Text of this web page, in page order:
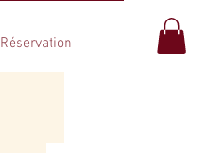
Réservation